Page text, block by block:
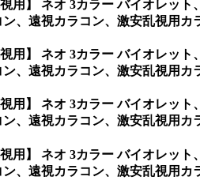
視用】 ネオ 3カラー バイオレッ
、遠視カラコン、激安乱視用
視用】 ネオ 3カラー バイオレッ
、遠視カラコン、激安乱視用
視用】 ネオ 3カラー バイオレッ
、遠視カラコン、激安乱視用
視用】 ネオ 3カラー バイオレッ
、遠視カラコン、激安乱視用